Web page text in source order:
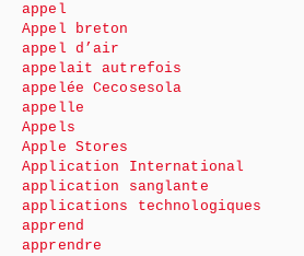
appel
Appel breton
appel d’air
appelait autrefois
appelée Cecosesola
appelle
Appels
Apple Stores
Application International
application sanglante
applications technologiques
apprend
apprendre